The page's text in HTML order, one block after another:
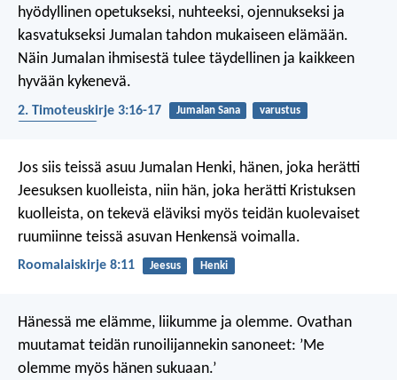
hyödyllinen opetukseksi, nuhteeksi, ojennukseksi ja
kasvatukseksi Jumalan tahdon mukaiseen elämään.
Näin Jumalan ihmisestä tulee täydellinen ja kaikkeen
hyvään kykenevä.
2. Timoteuskirje 3:16-17 Jumalan Sana
varustus
Jos siis teissä asuu Jumalan Henki, hänen, joka herätti
Jeesuksen kuolleista, niin hän, joka herätti Kristuksen
kuolleista, on tekevä eläviksi myös teidän kuolevaiset
ruumiinne teissä asuvan Henkensä voimalla.
Roomalaiskirje 8:11 Jeesus Henki
Hänessä me elämme, liikumme ja olemme. Ovathan
muutamat teidän runoilijannekin sanoneet: ’Me
olemme myös hänen sukuaan.’